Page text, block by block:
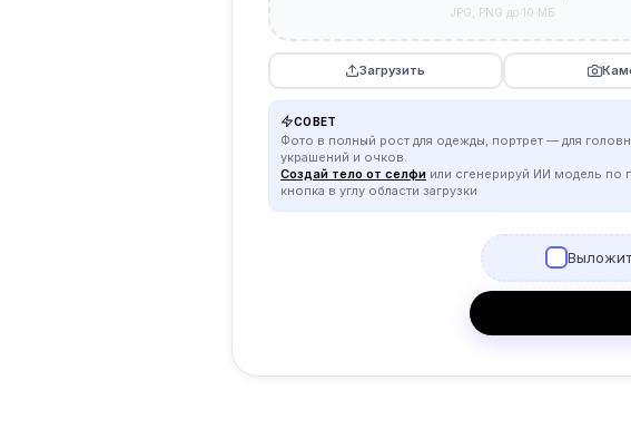
JPG, PNG до 10 МБ
Загрузить
СОВЕТ
Фото в полный рост для одежды, портрет — для
украшений и очков.
Создай тело от селфи или сгенерируй ИИ модель по
кнопка в углу области загрузки